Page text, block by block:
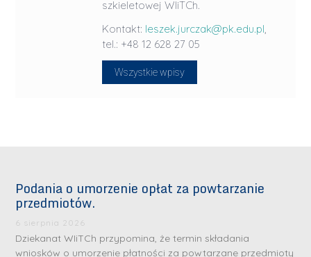
szkieletowej WIiTCh.
Kontakt: leszek.jurczak@pk.edu.pl,
tel.: +48 12 628 27 05
Wszystkie wpisy
Podania o umorzenie opłat za powtarzanie
przedmiotów.
6 sierpnia 2026
Dziekanat WIiTCh przypomina, że termin składania
wniosków o umorzenie płatności za powtarzane przedmioty